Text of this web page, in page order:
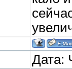
Дата: